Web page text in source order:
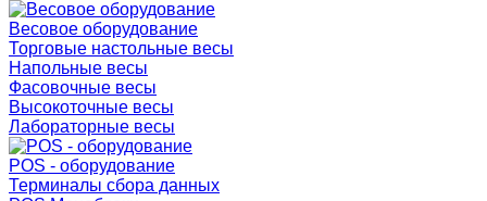
Весовое оборудование
Торговые настольные весы
Напольные весы
Фасовочные весы
Высокоточные весы
Лабораторные весы
POS - оборудование
Терминалы сбора данных